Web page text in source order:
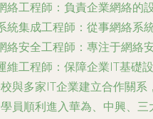
絡工程師：負責企業網絡的
統集成工程師：從事網絡系
絡安全工程師：專注于網絡
維工程師：保障企業IT基礎
與多家IT企業建立合作關
員順利進入華為、中興、